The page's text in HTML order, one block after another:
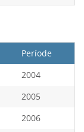
Període
2004
2005
2006